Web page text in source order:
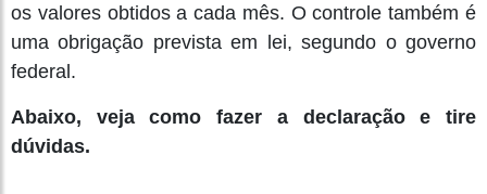
os valores obtidos a cada mês. O controle também é
uma obrigação prevista em lei, segundo o governo
federal.
Abaixo, veja como fazer a declaração e tire
dúvidas.